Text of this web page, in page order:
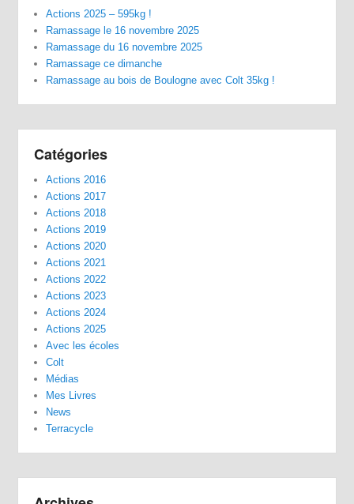
Actions 2025 – 595kg !
Ramassage le 16 novembre 2025
Ramassage du 16 novembre 2025
Ramassage ce dimanche
Ramassage au bois de Boulogne avec Colt 35kg !
Catégories
Actions 2016
Actions 2017
Actions 2018
Actions 2019
Actions 2020
Actions 2021
Actions 2022
Actions 2023
Actions 2024
Actions 2025
Avec les écoles
Colt
Médias
Mes Livres
News
Terracycle